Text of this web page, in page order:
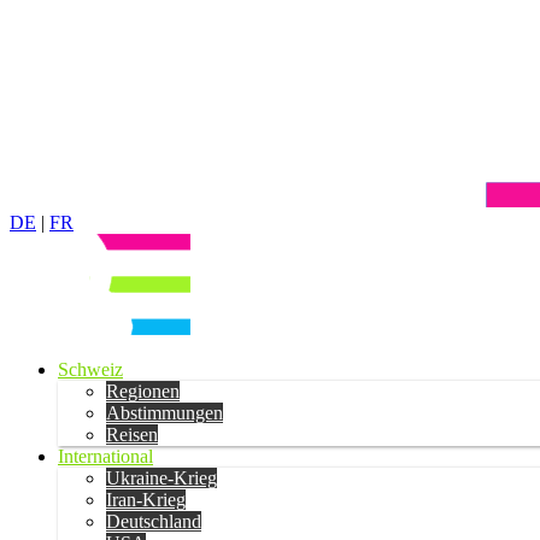
DE | FR
Schweiz
Regionen
Abstimmungen
Reisen
International
Ukraine-Krieg
Iran-Krieg
Deutschland